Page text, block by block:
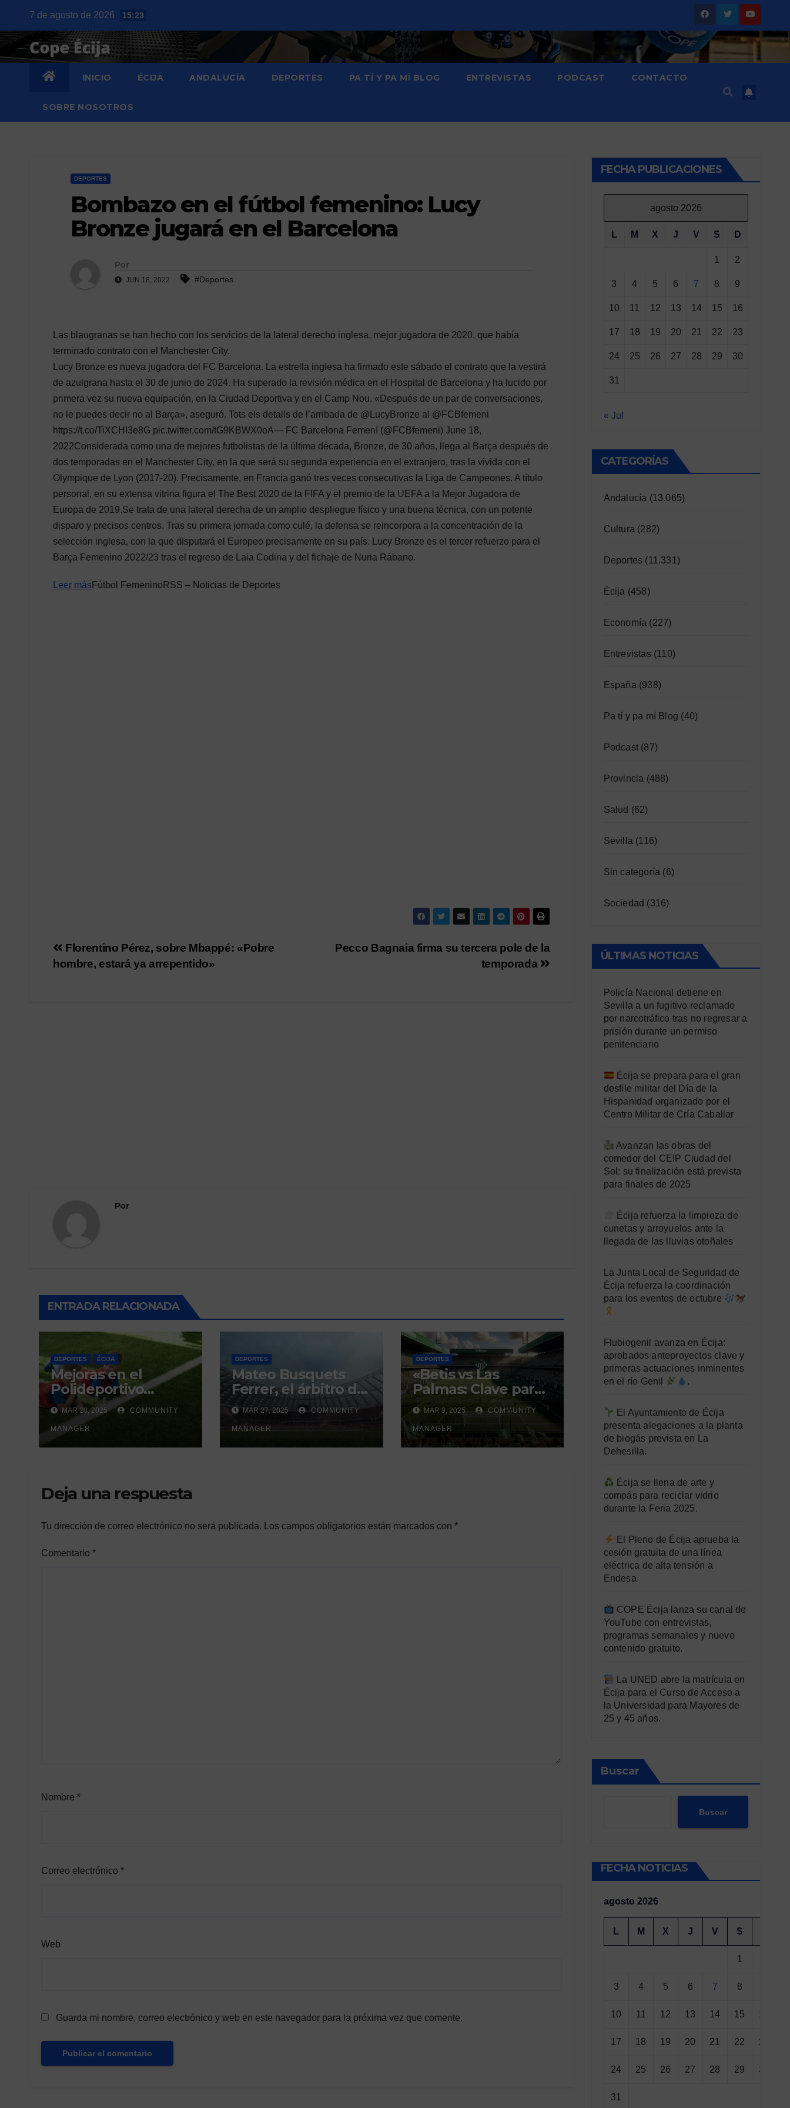
contenido
7 de agosto de 2026 15:23
INICIO ÉCIJA ANDALUCÍA DEPORTES PA TÍ Y PA MÍ BLOG ENTREVISTAS PODCAST CONTACTO
SOBRE NOSOTROS
DEPORTES
Bombazo en el fútbol femenino: Lucy
Bronze jugará en el Barcelona
Por
JUN 18, 2022 #Deportes
Las blaugranas se han hecho con los servicios de la lateral derecho inglesa, mejor jugadora de 2020, que había
terminado contrato con el Manchester City.
Lucy Bronze es nueva jugadora del FC Barcelona. La estrella inglesa ha firmado este sábado el contrato que la vestirá
de azulgrana hasta el 30 de junio de 2024. Ha superado la revisión médica en el Hospital de Barcelona y ha lucido por
primera vez su nueva equipación, en la Ciudad Deportiva y en el Camp Nou. «Después de un par de conversaciones,
no le puedes decir no al Barça», aseguró. Tots els detalls de l’arribada de @LucyBronze al @FCBfemeni
https://t.co/TiXCHI3e8G pic.twitter.com/tG9KBWX0oA— FC Barcelona Femení (@FCBfemeni) June 18,
2022Considerada como una de mejores futbolistas de la última década, Bronze, de 30 años, llega al Barça después de
dos temporadas en el Manchester City, en la que será su segunda experiencia en el extranjero, tras la vivida con el
Olympique de Lyon (2017-20). Precisamente, en Francia ganó tres veces consecutivas la Liga de Campeones. A título
personal, en su extensa vitrina figura el The Best 2020 de la FIFA y el premio de la UEFA a la Mejor Jugadora de
Europa de 2019.Se trata de una lateral derecha de un amplio despliegue físico y una buena técnica, con un potente
disparo y precisos centros. Tras su primera jornada como culé, la defensa se reincorpora a la concentración de la
selección inglesa, con la que disputará el Europeo precisamente en su país. Lucy Bronze es el tercer refuerzo para el
Barça Femenino 2022/23 tras el regreso de Laia Codina y del fichaje de Nuria Rábano.
Leer másFútbol FemeninoRSS – Noticias de Deportes
Navegación
Pecco Bagnaia firma su tercera pole de la
temporada
Florentino Pérez, sobre Mbappé: «Pobre
hombre, estará ya arrepentido»
Por
ENTRADA RELACIONADA
DEPORTES ÉCIJA
Mejoras en el
Polideportivo
Municipal del Valle
de Écija:
Renovación y
Mantenimiento
MAR 28, 2025 COMMUNITY
MANAGER
DEPORTES
Mateo Busquets
Ferrer, el árbitro del
derbi sevillano con
un historial que
genera debate
MAR 27, 2025 COMMUNITY
MANAGER
DEPORTES
«Betis vs Las
Palmas: Clave para
la Europa
Conference
League»
MAR 9, 2025 COMMUNITY
MANAGER
Deja una respuesta
Tu dirección de correo electrónico no será publicada. Los campos obligatorios están marcados con *
Comentario *
Nombre *
Correo electrónico *
Web
Guarda mi nombre, correo electrónico y web en este navegador para la próxima vez que comente.
FECHA PUBLICACIONES
agosto 2026
L M X J V S D
1 2
3 4 5 6 7 8 9
10 11 12 13 14 15 16
17 18 19 20 21 22 23
24 25 26 27 28 29 30
31
« Jul
CATEGORÍAS
Andalucía (13.065)
Cultura (282)
Deportes (11.331)
Écija (458)
Economía (227)
Entrevistas(110)
España (938)
Pa tí y pa mí Blog (40)
Podcast(87)
Provincia (488)
Salud (62)
Sevilla (116)
Sin categoría (6)
Sociedad (316)
ÚLTIMAS NOTICIAS
Policía Nacional detiene en
Sevilla a un fugitivo reclamado
por narcotráfico tras no regresar a
prisión durante un permiso
penitenciario
Écija se prepara para el gran
desfile militar del Día de la
Hispanidad organizado por el
Centro Militar de Cría Caballar
Avanzan las obras del
comedor del CEIP Ciudad del
Sol: su finalización está prevista
para finales de 2025
Écija refuerza la limpieza de
cunetas y arroyuelos ante la
llegada de las lluvias otoñales
La Junta Local de Seguridad de
Écija refuerza la coordinación
para los eventos de octubre
Flubiogenil avanza en Écija:
aprobados anteproyectos clave y
primeras actuaciones inminentes
en el río Genil
.
El Ayuntamiento de Écija
presenta alegaciones a la planta
de biogás prevista en La
Dehesilla.
Écija se llena de arte y
compás para reciclar vidrio
durante la Feria 2025.
El Pleno de Écija aprueba la
cesión gratuita de una línea
eléctrica de alta tensión a
Endesa
COPE Écija lanza su canal de
YouTube con entrevistas,
programas semanales y nuevo
contenido gratuito.
La UNED abre la matrícula en
Écija para el Curso de Acceso a
la Universidad para Mayores de
25 y 45 años.
Buscar
Buscar
FECHA NOTICIAS
agosto 2026
L M X J V S
1
3 4 5 6 7 8
10 11 12 13 14 15 16
17 18 19 20 21 22 23
24 25 26 27 28 29 30
31